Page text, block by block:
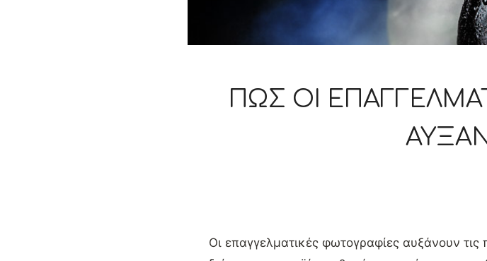
ΠΏΣ ΟΙ
Οι επαγγελματικές φωτογραφίες αυξάνουν τις